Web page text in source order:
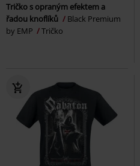
Tričko s opraným efektem a
řadou knoflíků
Black Premium
by EMP
Tričko